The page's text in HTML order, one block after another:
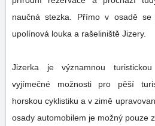
naučná stezka. Přímo v osadě se
upolínová louka a rašeliniště Jizery.
Jizerka je významnou
vyjímečné možnosti pro pěší
horskou cyklistiku a v zimě
osady automobilem je možný pouze